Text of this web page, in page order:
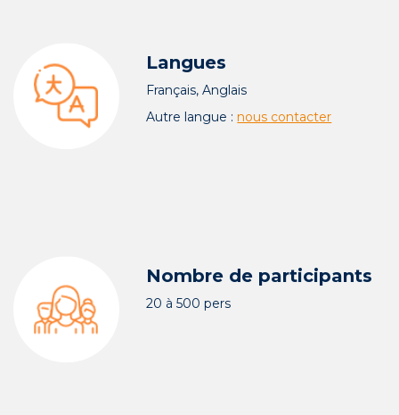
Langues
Français, Anglais
Autre langue : nous contacter
Nombre de participants
20 à 500 pers